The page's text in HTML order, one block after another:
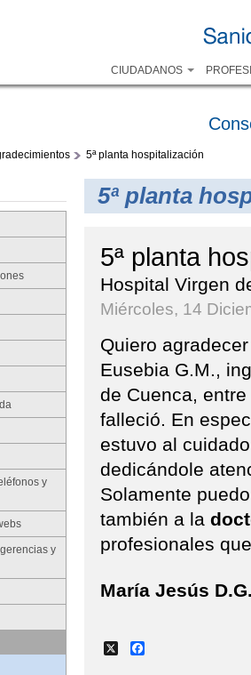
CIUDADANOS
5ª planta hospitalización
y
y
5ª planta
5ª planta
Hospital Virgen
Miércoles, 14
Quiero
Eusebia G.M.,
de Cuenca,
falleció. En
estuvo al
dedicándole
Solamente
también a la
profesionales
María Jesús